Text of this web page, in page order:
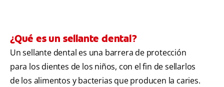
¿Qué es un sellante dental?
Un sellante dental es una barrera de protección
para los dientes de los niños, con el fin de sellarlos
de los alimentos y bacterias que producen la caries.